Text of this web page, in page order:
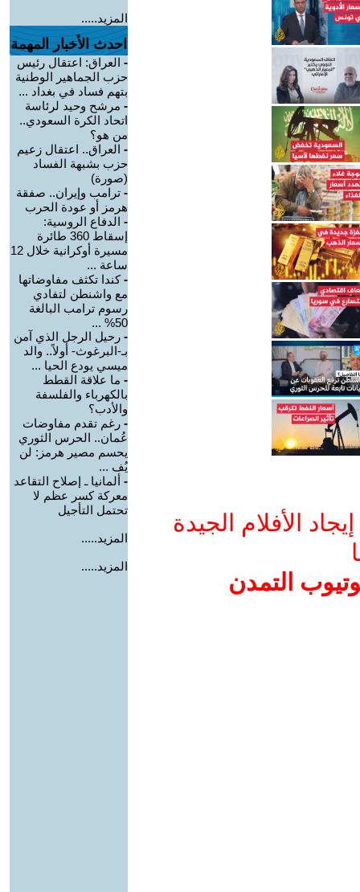
الأفلام الجيدة
التمدن
المزيد.....
احدث الأخبار المهمة
- العراق: اعتقال رئيس
حزب الجماهير الوطنية
بتهم فساد في بغداد ...
- مرشح وحيد لرئاسة
اتحاد الكرة السعودي..
من هو؟
- العراق.. اعتقال زعيم
حزب بشبهة الفساد
(صورة)
- ترامب وإيران.. صفقة
هرمز أو عودة الحرب
- الدفاع الروسية:
إسقاط 360 طائرة
مسيرة أوكرانية خلال 12
ساعة ...
-كندا تكثف مفاوضاتها
مع واشنطن لتفادي
رسوم ترامب البالغة
50% ...
- رحيل الرجل الذي آمن
بـ-البرغوث- أولاً.. والد
ميسي يودع الحيا ...
- ما علاقة القطط
بالكهرباء والفلسفة
والأدب؟
- رغم تقدم مفاوضات
عُمان.. الحرس الثوري
يحسم مصير هرمز: لن
يُف ...
- ألمانيا ـ إصلاح التقاعد
معركة كسر عظم لا
تحتمل التأجيل
المزيد.....
المزيد.....